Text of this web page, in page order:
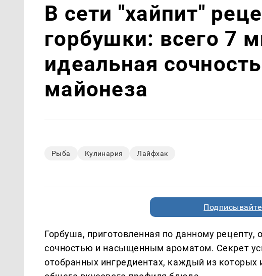
В сети "хайпит"
горбушки: всего 7
идеальная
майонеза
Рыба Кулинария Лайфхак
Горбуша, приготовленная по данному
сочностью и насыщенным ароматом. Секрет
отобранных ингредиентах, каждый из